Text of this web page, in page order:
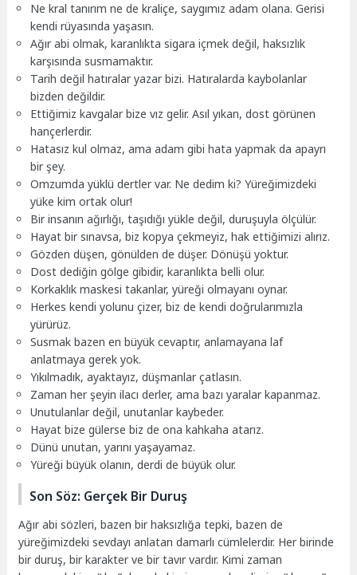
Ne kral tanırım ne de kraliçe, saygımız adam olana. Gerisi
kendi rüyasında yaşasın.
Ağır abi olmak, karanlıkta sigara içmek değil, haksızlık
karşısında susmamaktır.
Tarih değil hatıralar yazar bizi. Hatıralarda kaybolanlar
bizden değildir.
Ettiğimiz kavgalar bize vız gelir. Asıl yıkan, dost görünen
hançerlerdir.
Hatasız kul olmaz, ama adam gibi hata yapmak da apayrı
bir şey.
Omzumda yüklü dertler var. Ne dedim ki? Yüreğimizdeki
yüke kim ortak olur!
Bir insanın ağırlığı, taşıdığı yükle değil, duruşuyla ölçülür.
Hayat bir sınavsa, biz kopya çekmeyiz, hak ettiğimizi alırız.
Gözden düşen, gönülden de düşer. Dönüşü yoktur.
Dost dediğin gölge gibidir, karanlıkta belli olur.
Korkaklık maskesi takanlar, yüreği olmayanı oynar.
Herkes kendi yolunu çizer, biz de kendi doğrularımızla
yürürüz.
Susmak bazen en büyük cevaptır, anlamayana laf
anlatmaya gerek yok.
Yıkılmadık, ayaktayız, düşmanlar çatlasın.
Zaman her şeyin ilacı derler, ama bazı yaralar kapanmaz.
Unutulanlar değil, unutanlar kaybeder.
Hayat bize gülerse biz de ona kahkaha atarız.
Dünü unutan, yarını yaşayamaz.
Yüreği büyük olanın, derdi de büyük olur.
Son Söz: Gerçek Bir Duruş
Ağır abi sözleri, bazen bir haksızlığa tepki, bazen de
yüreğimizdeki sevdayı anlatan damarlı cümlelerdir. Her birinde
bir duruş, bir karakter ve bir tavır vardır. Kimi zaman